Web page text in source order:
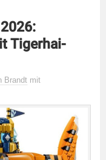
Tigerhai-
Brandt mit